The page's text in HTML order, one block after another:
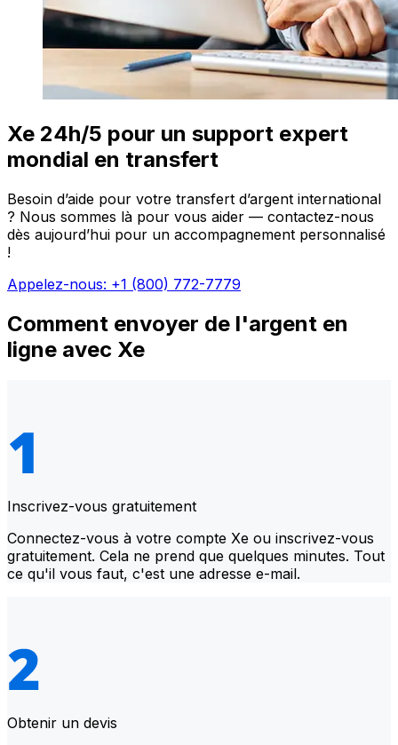
Xe 24h/5 pour un support expert
mondial en transfert
Besoin d’aide pour votre transfert d’argent international
? Nous sommes là pour vous aider — contactez-nous
dès aujourd’hui pour un accompagnement personnalisé
!
Appelez-nous: +1 (800) 772-7779
Comment envoyer de l'argent en
ligne avec Xe
Inscrivez-vous gratuitement
Connectez-vous à votre compte Xe ou inscrivez-vous
gratuitement. Cela ne prend que quelques minutes. Tout
ce qu'il vous faut, c'est une adresse e-mail.
Obtenir un devis